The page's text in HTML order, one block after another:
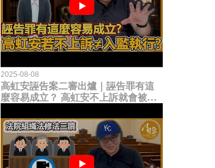
2025-08-08
高虹安誣告案二審出爐｜誣告罪有這
麼容易成立？ 高虹安不上訴就會被